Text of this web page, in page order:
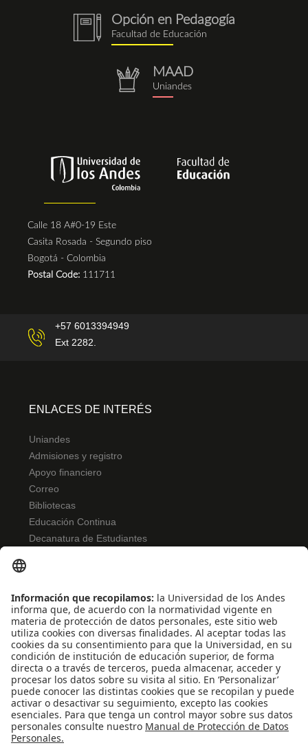
notebook
(1).png
Opción en Pedagogía
Facultad de Educación
repositorio.png
MAAD
Uniandes
Calle 18 A#0-19 Este
Casita Rosada - Segundo piso
Bogotá - Colombia
Postal Code: 111711
+57 6013394949
Ext 2282.
ENLACES DE INTERÉS
Uniandes
Admisiones y registro
Apoyo financiero
Correo
Bibliotecas
Educación Continua
Decanatura de Estudiantes
NORMATIVIDAD
Reglamento de estudiantes
Bienestar
Uso de datos Personales
Convivencia y transparencia
Emergencias: Extensión 0000